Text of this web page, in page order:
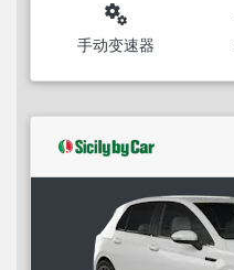
miscellaneous_services
手动变速器